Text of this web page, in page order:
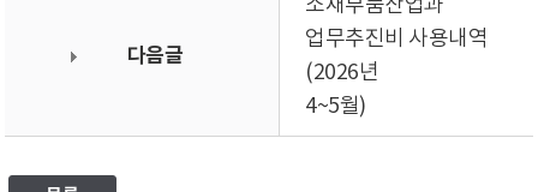
다음글
소재부품산업과
업무추진비 사용내역
(2026년
4~5월)